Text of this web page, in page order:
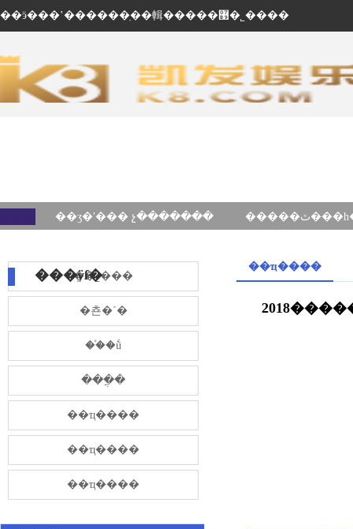
��ӭ���ʽ������ֽ��輯�����޹�˾����
��ʒ�ʹ��� չ�������
���ÿſ���˾���
�쵼�´�
��֯�ṹ
���̷ֲ�
��ҵ����
��ҵ����
��ҵ����
��ҵ����